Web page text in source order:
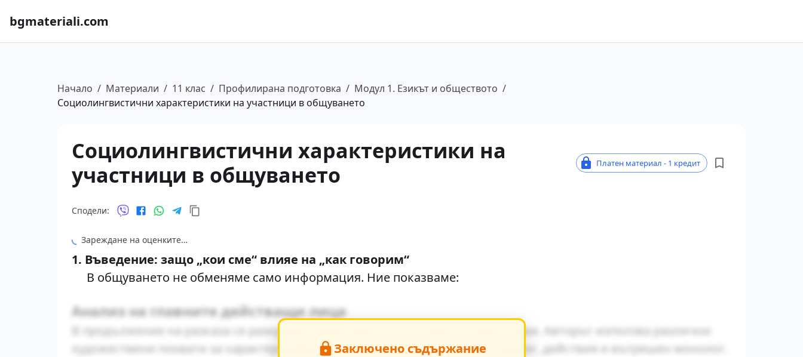
bgmateriali.com
Начало / Материали / 11 клас / Профилирана подготовка / Модул 1. Езикът и обществото /
Социолингвистични характеристики на участници в общуването
Социолингвистични характеристики на
участници в общуването
Платен материал - 1 кредит
Сподели:
Зареждане на оценките…
1. Въведение: защо „кои сме“ влияе на „как говорим“
В общуването не обменяме само информация. Ние показваме:
Анализ на главните действащи лица
В продължение на разказа се разкриват характерите на основните персонажи. Авторът използва различни
художествени похвати за характеризиране - директна характеристика, диалог, действия и вътрешен монолог.
Заключено съдържание